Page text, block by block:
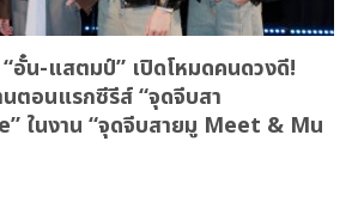
อั๋น-แสตมป์” เปิดโหมดคนดวงดี!
นตอนแรกซีรีส์ “จุดจีบสา
ในงาน “จุดจีบสายมู Meet & Mu